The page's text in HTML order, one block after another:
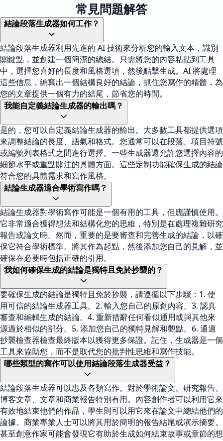
常見問題解答
結論段落生成器如何工作？
結論段落生成器利用先進的 AI 技術來分析您的輸入文本，識別
關鍵點，並創建一個簡潔的總結。只需將您的內容粘貼到工具
中，選擇您喜好的長度和風格選項，然後點擊生成。AI 將處理
這些信息，編寫出一個結構良好的結論，抓住您寫作的精髓，為
您的文章提供一個有力的結尾，節省您的時間。
我能自定義結論生成器的輸出嗎？
是的，您可以自定義結論生成器的輸出。大多數工具都提供選項
來調整結論的長度、語氣和格式。您通常可以在段落、項目符號
或編號列表格式之間進行選擇。一些生成器還允許您選擇內容的
細節水平或重點關注的具體方面。這些定制功能確保生成的結論
符合您的具體需求和寫作風格。
結論生成器適合學術寫作嗎？
結論生成器對學術寫作可能是一個有用的工具，但應謹慎使用。
它非常適合獲得想法和結構化您的思維，特別是在處理複雜研究
報告或論文時。然而，重要的是要審查和完善生成的結論，以確
保它符合學術標準。將其作為起點，然後添加您自己的見解，並
確保在必要時包括正確的引用。
我如何確保生成的結論是獨特且免於抄襲的？
要確保生成的結論是獨特且免於抄襲，請遵循以下步驟：1. 使
用可信的結論生成器工具。2. 輸入您自己的原創內容。3. 認真
審查和編輯生成的結論。4. 重新措辭任何看似通用或與其他來
源過於相似的部分。5. 添加您自己的獨特見解和觀點。6. 通過
抄襲檢查器檢查最終版本以獲得更多保證。記住，生成器是一個
工具來協助您，而不是取代您的批判性思維和寫作技能。
哪些類型的寫作可以使用結論段落生成器受益？
結論段落生成器可以惠及各類寫作。對於學術論文、研究報告、
博客文章、文章和商業報告特別有用。內容創作者可以利用它來
有效地結束他們的作品，學生則可以用它來在論文中總結他們的
論據。商業專業人士可以將其用於簡明的報告結尾或演示摘要。
甚至創意作家可能會發現它有助於生成如何結束故事或章節的想